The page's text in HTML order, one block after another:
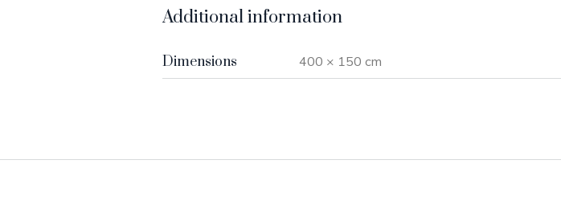
Additional information
Dimensions 400 × 150 cm